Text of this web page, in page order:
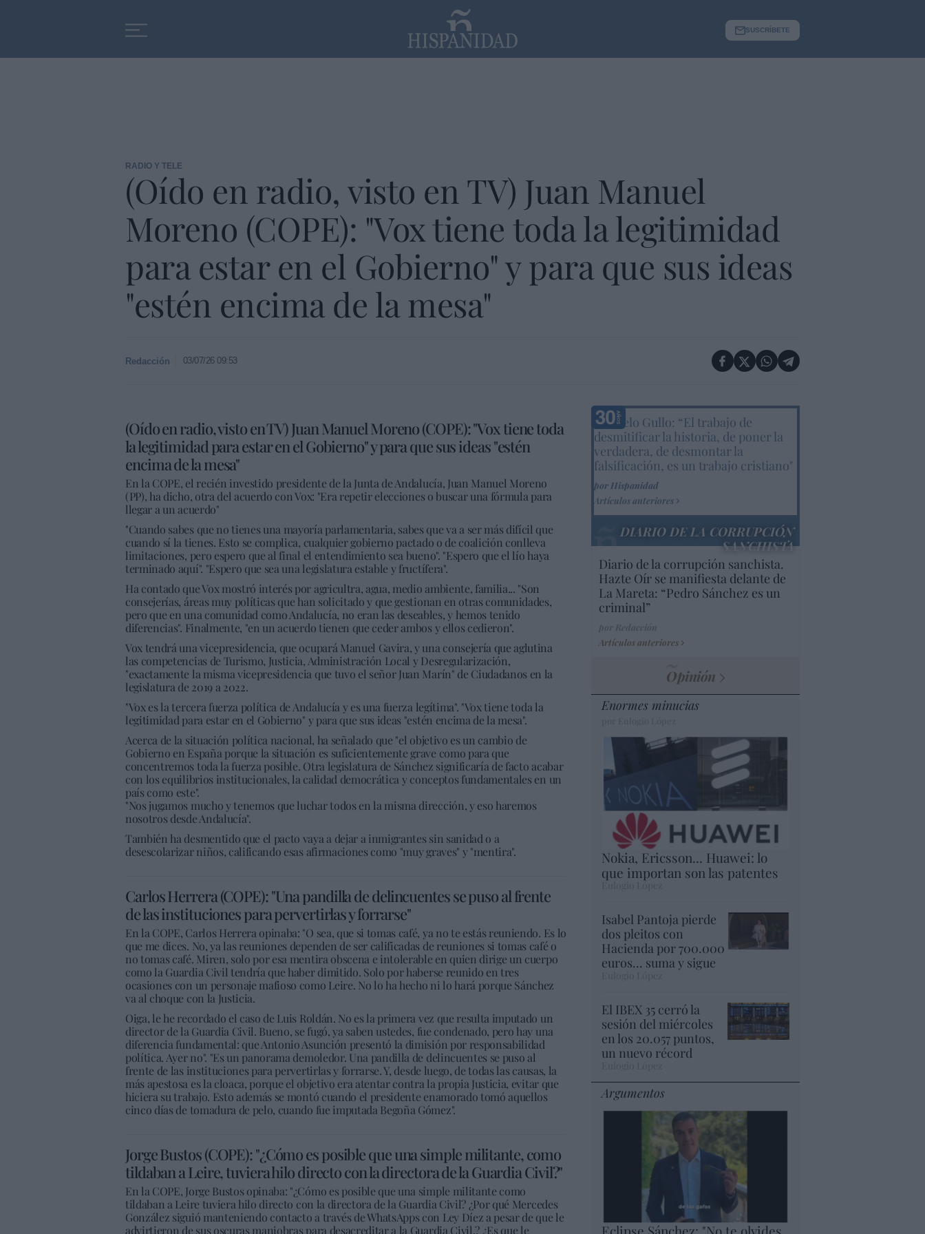
SUSCRÍBETE
RADIO Y TELE
(Oído en radio, visto en TV) Juan Manuel
Moreno (COPE): "Vox tiene toda la legitimidad
para estar en el Gobierno" y para que sus ideas
"estén encima de la mesa"
Redacción 03/07/26 09:53
(Oído en radio, visto en TV) Juan Manuel Moreno (COPE): "Vox tiene toda
la legitimidad para estar en el Gobierno" y para que sus ideas "estén
encima de la mesa"
En la COPE, el recién investido presidente de la Junta de Andalucía, Juan Manuel Moreno
(PP), ha dicho, otra del acuerdo con Vox: "Era repetir elecciones o buscar una fórmula para
llegar a un acuerdo"
"Cuando sabes que no tienes una mayoría parlamentaria, sabes que va a ser más difícil que
cuando sí la tienes. Esto se complica, cualquier gobierno pactado o de coalición conlleva
limitaciones, pero espero que al final el entendimiento sea bueno". "Espero que el lío haya
terminado aquí". "Espero que sea una legislatura estable y fructífera".
Ha contado que Vox mostró interés por agricultra, agua, medio ambiente, familia... "Son
consejerías, áreas muy políticas que han solicitado y que gestionan en otras comunidades,
pero que en una comunidad como Andalucía, no eran las deseables, y hemos tenido
diferencias". Finalmente, "en un acuerdo tienen que ceder ambos y ellos cedieron".
Vox tendrá una vicepresidencia, que ocupará Manuel Gavira, y una consejería que aglutina
las competencias de Turismo, Justicia, Administración Local y Desregularización,
"exactamente la misma vicepresidencia que tuvo el señor Juan Marín" de Ciudadanos en la
legislatura de 2019 a 2022.
"Vox es la tercera fuerza política de Andalucía y es una fuerza legítima". "Vox tiene toda la
legitimidad para estar en el Gobierno" y para que sus ideas "estén encima de la mesa".
Acerca de la situación política nacional, ha señalado que "el objetivo es un cambio de
Gobierno en España porque la situación es suficientemente grave como para que
concentremos toda la fuerza posible. Otra legislatura de Sánchez significaría de facto acabar
con los equilibrios institucionales, la calidad democrática y conceptos fundamentales en un
país como este".
​"Nos jugamos mucho y tenemos que luchar todos en la misma dirección, y eso haremos
nosotros desde Andalucía".
También ha desmentido que el pacto vaya a dejar a inmigrantes sin sanidad o a
desescolarizar niños, calificando esas afirmaciones como "muy graves" y "mentira".
Carlos Herrera (COPE): "Una pandilla de delincuentes se puso al frente
de las instituciones para pervertirlas y forrarse"
En la COPE, Carlos Herrera opinaba: "O sea, que si tomas café, ya no te estás reuniendo. Es lo
que me dices. No, ya las reuniones dependen de ser calificadas de reuniones si tomas café o
no tomas café. Miren, solo por esa mentira obscena e intolerable en quien dirige un cuerpo
como la Guardia Civil tendría que haber dimitido. Solo por haberse reunido en tres
ocasiones con un personaje mafioso como Leire. No lo ha hecho ni lo hará porque Sánchez
va al choque con la Justicia.
Oiga, le he recordado el caso de Luis Roldán. No es la primera vez que resulta imputado un
director de la Guardia Civil. Bueno, se fugó, ya saben ustedes, fue condenado, pero hay una
diferencia fundamental: que Antonio Asunción presentó la dimisión por responsabilidad
política. Ayer no". "Es un panorama demoledor. Una pandilla de delincuentes se puso al
frente de las instituciones para pervertirlas y forrarse. Y, desde luego, de todas las causas, la
más apestosa es la cloaca, porque el objetivo era atentar contra la propia Justicia, evitar que
hiciera su trabajo. Esto además se montó cuando el presidente enamorado tomó aquellos
cinco días de tomadura de pelo, cuando fue imputada Begoña Gómez".
Jorge Bustos (COPE): "¿Cómo es posible que una simple militante, como
tildaban a Leire, tuviera hilo directo con la directora de la Guardia Civil?"
En la COPE, Jorge Bustos opinaba: "¿Cómo es posible que una simple militante como
tildaban a Leire tuviera hilo directo con la directora de la Guardia Civil? ¿Por qué Mercedes
González siguió manteniendo contacto a través de WhatsApps con Ley Díez a pesar de que le
advirtieron de sus oscuras maniobras para desacreditar a la Guardia Civil.? ¿Es que le
Marcelo Gullo: “El trabajo de
desmitificar la historia, de poner la
verdadera, de desmontar la
falsificación, es un trabajo cristiano"
por Hispanidad
Artículos anteriores
DIARIO DE LA CORRUPCIÓN
SANCHISTA
Diario de la corrupción sanchista.
Hazte Oír se manifiesta delante de
La Mareta: “Pedro Sánchez es un
criminal”
Artículos anteriores
Opinión
Enormes minucias
Nokia, Ericsson... Huawei: lo
que importan son las patentes
Eulogio López
Isabel Pantoja pierde
dos pleitos con
Hacienda por 700.000
euros... suma y sigue
El IBEX 35 cerró la
sesión del miércoles
en los 20.057 puntos,
un nuevo récord
Argumentos